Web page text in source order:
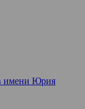
имени Юрия